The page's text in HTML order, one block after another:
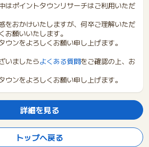
はポイントタウンリサーチはご利用いただ
をおかけいたしますが、何卒ご理解いただ
お願いいたします。
ウンをよろしくお願い申し上げます。
いましたらよくある質問をご確認の上、お
ウンをよろしくお願い申し上げます。
詳細を見る
トップへ戻る